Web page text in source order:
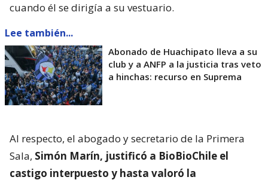
cuando él se dirigía a su vestuario.
Lee también...
Abonado de Huachipato lleva a su
club y a ANFP a la justicia tras veto
a hinchas: recurso en Suprema
Al respecto, el abogado y secretario de la Primera
Sala, Simón Marín, justificó a BioBioChile el
castigo interpuesto y hasta valoró la